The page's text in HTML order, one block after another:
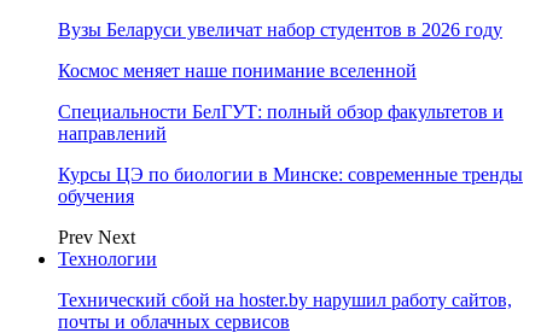
Вузы Беларуси увеличат набор студентов в 2026 году
Космос меняет наше понимание вселенной
Специальности БелГУТ: полный обзор факультетов и
направлений
Курсы ЦЭ по биологии в Минске: современные тренды
обучения
Prev Next
Технологии
Технический сбой на hoster.by нарушил работу сайтов,
почты и облачных сервисов